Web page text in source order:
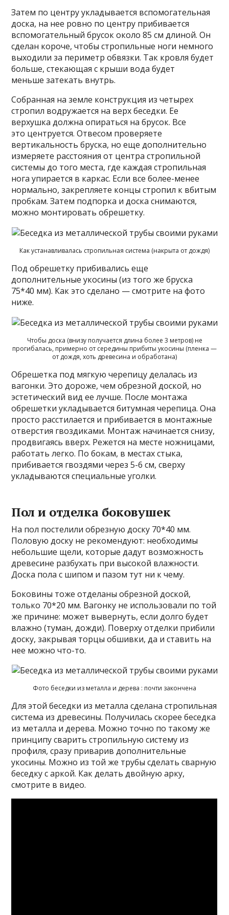
Затем по центру укладывается вспомогательная
доска, на нее ровно по центру прибивается
вспомогательный брусок около 85 см длиной. Он
сделан короче, чтобы стропильные ноги немного
выходили за периметр обвязки. Так кровля будет
больше, стекающая с крыши вода будет
меньше затекать внутрь.
Собранная на земле конструкция из четырех
стропил водружается на верх беседки. Ее
верхушка должна опираться на брусок. Все
это центруется. Отвесом проверяете
вертикальность бруска, но еще дополнительно
измеряете расстояния от центра стропильной
системы до того места, где каждая стропильная
нога упирается в каркас. Если все более-менее
нормально, закрепляете концы стропил к вбитым
пробкам. Затем подпорка и доска снимаются,
можно монтировать обрешетку.
Как устанавливалась стропильная система (накрыта от дождя)
Под обрешетку прибивались еще
дополнительные укосины (из того же бруска
75*40 мм). Как это сделано — смотрите на фото
ниже.
Чтобы доска (внизу получается длина более 3 метров) не
прогибалась, примерно от середины прибиты укосины (пленка —
от дождя, хоть древесина и обработана)
Обрешетка под мягкую черепицу делалась из
вагонки. Это дороже, чем обрезной доской, но
эстетический вид ее лучше. После монтажа
обрешетки укладывается битумная черепица. Она
просто расстилается и прибивается в монтажные
отверстия гвоздиками. Монтаж начинается снизу,
продвигаясь вверх. Режется на месте ножницами,
работать легко. По бокам, в местах стыка,
прибивается гвоздями через 5-6 см, сверху
укладываются специальные уголки.
Пол и отделка боковушек
На пол постелили обрезную доску 70*40 мм.
Половую доску не рекомендуют: необходимы
небольшие щели, которые дадут возможность
древесине разбухать при высокой влажности.
Доска пола с шипом и пазом тут ни к чему.
Боковины тоже отделаны обрезной доской,
только 70*20 мм. Вагонку не использовали по той
же причине: может вывернуть, если долго будет
влажно (туман, дожди). Поверху отделки прибили
доску, закрывая торцы обшивки, да и ставить на
нее можно что-то.
Фото беседки из металла и дерева : почти закончена
Для этой беседки из металла сделана стропильная
система из древесины. Получилась скорее беседка
из металла и дерева. Можно точно по такому же
принципу сварить стропильную систему из
профиля, сразу приварив дополнительные
укосины. Можно из той же трубы сделать сварную
беседку с аркой. Как делать двойную арку,
смотрите в видео.